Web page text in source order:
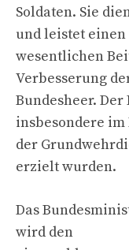
Soldaten. Sie
und leistet einen
wesentlichen
Verbesserung
Bundesheer.
insbesondere
der
erzielt wurden.
Das
wird den